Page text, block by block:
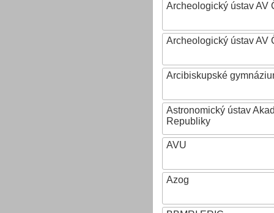
Archeologický ústav AV
Archeologický ústav AV
Arcibiskupské
Astronomický ústav
Republiky
AVU
Azog